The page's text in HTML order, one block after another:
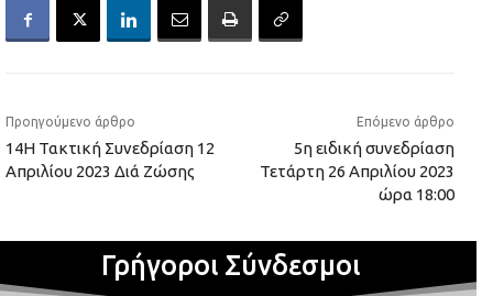
Προηγούμενο άρθρο
14Η Τακτική Συνεδρίαση 12
Απριλίου 2023 Διά Ζώσης
Επόμενο άρθρο
5η ειδική συνεδρίαση
Τετάρτη 26 Απριλίου 2023
ώρα 18:00
Γρήγοροι Σύνδεσμοι